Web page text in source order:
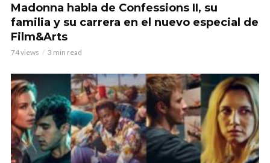
Madonna habla de Confessions II, su
familia y su carrera en el nuevo especial de
Film&Arts
74 views 3 min read